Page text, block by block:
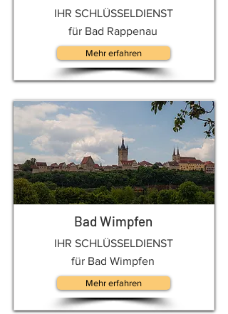
IHR SCHLÜSSELDIENST
für Bad Rappenau
Mehr erfahren
Bad Wimpfen
IHR SCHLÜSSELDIENST
für Bad Wimpfen
Mehr erfahren